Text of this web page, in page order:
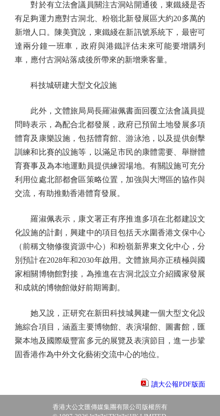
對於有立法會議員關注古洞站開通後，東鐵綫是否
有足夠運力應對古洞北、粉嶺北新發展區大約20多萬的
新增人口。陳美寶說，東鐵綫在新訊號系統下，最密可
達兩分鐘一班車，政府與港鐵評估未來可能要增購列
車，應付古洞站落成後所帶來的新增乘客量。
科技城研建大型文化設施
此外，文體旅局局長羅淑佩書面回覆立法會議員提
問時表示，為配合北都發展，政府已預留土地發展多項
體育及康樂設施，包括體育館、游泳池，以及提供劍擊
訓練和比賽的設施等，以滿足市民的康體需要、舉辦體
育賽事及為本地運動員提供練習場地。有關設施可充分
利用位處北部都會區策略位置，加強與大灣區的協作與
交流，有助推動香港體育發展。
羅淑佩表示，康文署正有序推進多項在北都建設文
化設施的計劃，興建中的項目包括天水圍香港文保中心
（前稱文物修復資源中心）和粉嶺新界東文化中心，分
別預計在2028年和2030年啟用。文體旅局亦正積極與國
家相關博物館對接，為推進在古洞北設立介紹國家發展
和成就的博物館做好前期籌劃。
她又說，正研究在新田科技城興建一個大型文化設
施綜合項目，涵蓋主要博物館、表演場館、圖書館，匯
聚本地及國際級豐富多元的展覽及表演節目，進一步鞏
固香港作為中外文化藝術交流中心的地位。
讀大公報PDF版面
香港大公文匯傳媒集團有限公司版權所有